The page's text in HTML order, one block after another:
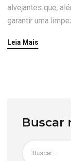
alvejantes que,
garantir uma
Leia Mais
Buscar